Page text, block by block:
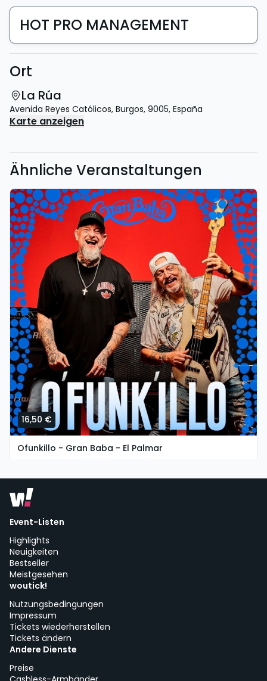
HOT PRO MANAGEMENT
Ort
La Rúa
Avenida Reyes Católicos, Burgos, 9005, España
Karte anzeigen
Ähnliche Veranstaltungen
16,50 €
Ofunkillo - Gran Baba - El Palmar
Event-Listen
Highlights
Neuigkeiten
Bestseller
Meistgesehen
woutick!
Nutzungsbedingungen
Impressum
Tickets wiederherstellen
Tickets ändern
Andere Dienste
Preise